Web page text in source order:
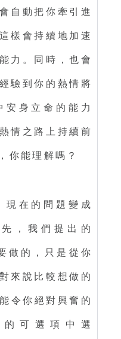
自動把你牽引進
樣會持續地加速
力。同時，也會
驗到你的熱情將
安身立命的能力
情之路上持續前
你能理解嗎？
現在的問題變成
，我們提出的
做的，只是從你
來說比較想做的
令你絕對興奮的
可選項中選